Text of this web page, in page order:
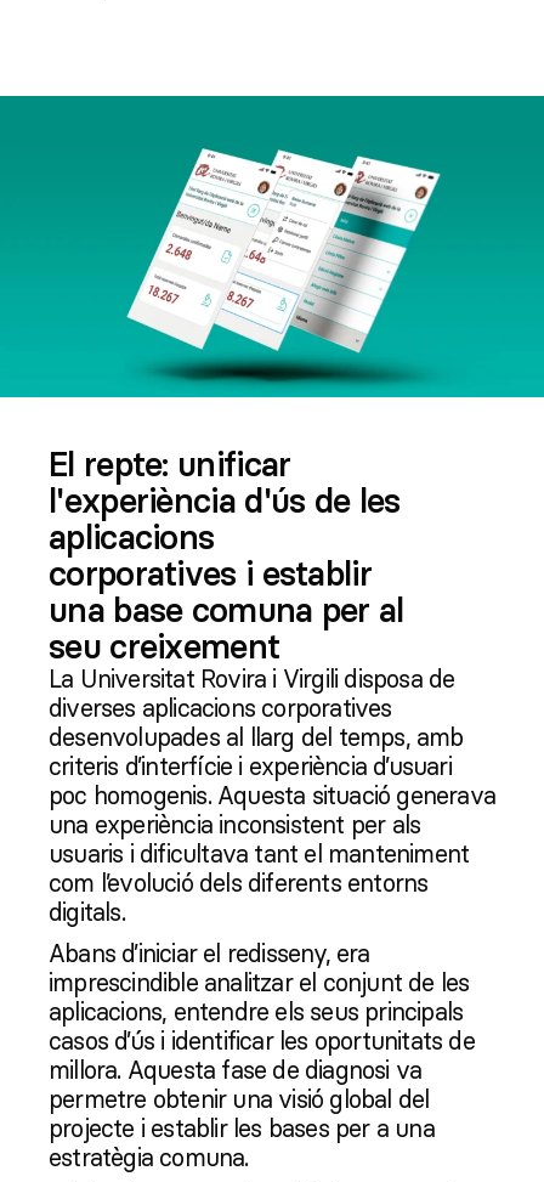
El repte: unificar
l'experiència d'ús de les
aplicacions
corporatives i establir
una base comuna per al
seu creixement
La Universitat Rovira i Virgili disposa de
diverses aplicacions corporatives
desenvolupades al llarg del temps, amb
criteris d’interfície i experiència d’usuari
poc homogenis. Aquesta situació generava
una experiència inconsistent per als
usuaris i dificultava tant el manteniment
com l’evolució dels diferents entorns
digitals.
Abans d’iniciar el redisseny, era
imprescindible analitzar el conjunt de les
aplicacions, entendre els seus principals
casos d’ús i identificar les oportunitats de
millora. Aquesta fase de diagnosi va
permetre obtenir una visió global del
projecte i establir les bases per a una
estratègia comuna.